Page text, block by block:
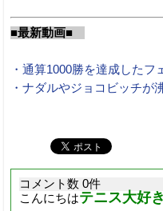
■最新動画■
・通算1000勝を達成したフ
・ナダルやジョコビッチが
コメント数 0件
こんにちはテニス大好き